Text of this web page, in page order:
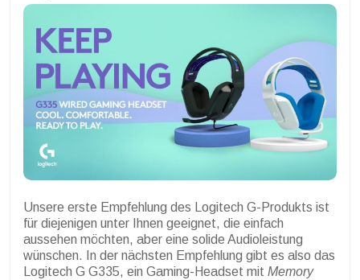
Unsere erste Empfehlung des Logitech G-Produkts ist
für diejenigen unter Ihnen geeignet, die einfach
aussehen möchten, aber eine solide Audioleistung
wünschen. In der nächsten Empfehlung gibt es also das
Logitech G G335, ein Gaming-Headset mit Memory